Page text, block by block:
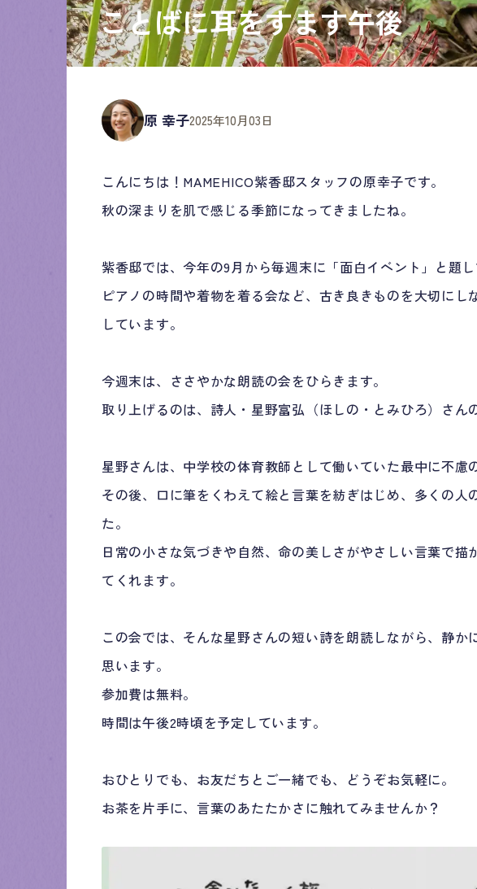
ことばに耳をすます午後
原 幸子2025年10月03日
こんにちは！MAMEHICO紫香邸スタッフの原幸子です。
秋の深まりを肌で感じる季節になってきましたね。
紫香邸では、今年の9月から毎週末に「面白イベント」と題
ピアノの時間や着物を着る会など、古き良きものを大切に
しています。
今週末は、ささやかな朗読の会をひらきます。
取り上げるのは、詩人・星野富弘（ほしの・とみひろ）さん
星野さんは、中学校の体育教師として働いていた最中に不慮
その後、口に筆をくわえて絵と言葉を紡ぎはじめ、多くの人
た。
日常の小さな気づきや自然、命の美しさがやさしい言葉で描
てくれます。
この会では、そんな星野さんの短い詩を朗読しながら、静か
思います。
参加費は無料。
時間は午後2時頃を予定しています。
おひとりでも、お友だちとご一緒でも、どうぞお気軽に。
お茶を片手に、言葉のあたたかさに触れてみませんか？